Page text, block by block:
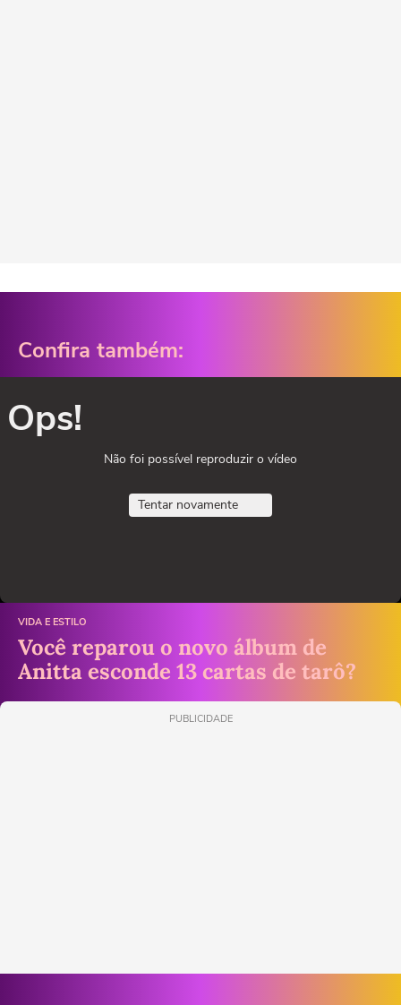
Confira também:
Ops!
Não foi possível reproduzir o vídeo
Tentar novamente
VIDA E ESTILO
Você reparou o novo álbum de
Anitta esconde 13 cartas de tarô?
PUBLICIDADE